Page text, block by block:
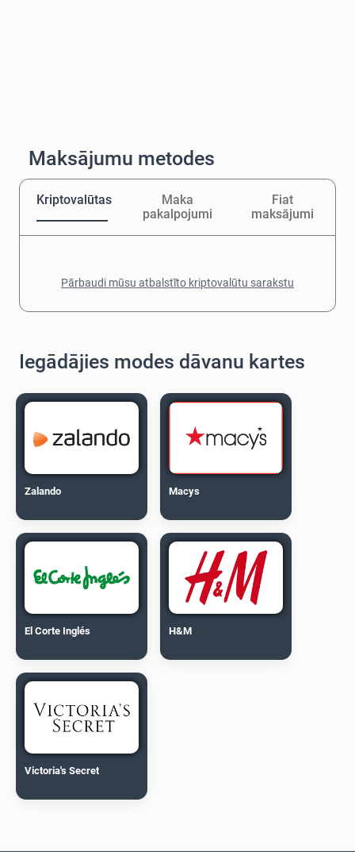
Maksājumu metodes
Kriptovalūtas
Maka
pakalpojumi
Fiat
maksājumi
Pārbaudi mūsu atbalstīto kriptovalūtu sarakstu
Iegādājies modes dāvanu kartes
Zalando Macys
El Corte Inglés H&M
Victoria's Secret